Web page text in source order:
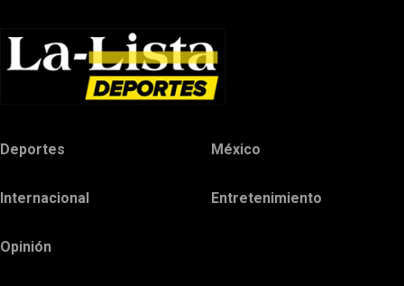
Deportes México
Internacional Entretenimiento
Opinión